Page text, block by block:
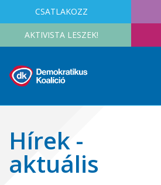
CSATLAKOZZ
AKTIVISTA LESZEK!
Hírek -
aktuális